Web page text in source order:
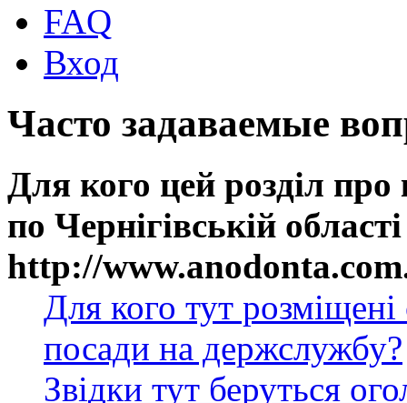
FAQ
Вход
Часто задаваемые
Для кого цей розділ
по Чернігівській
http://
Для кого тут
посади на держслужбу?
Звідки тут беруться